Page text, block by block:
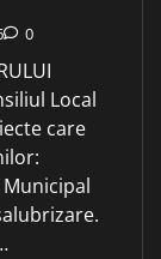
0
Local
care